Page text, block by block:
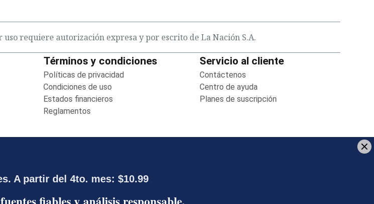
requiere autorización expresa y por escrito de La Nación S.A.
Términos y condiciones
Políticas de privacidad
Condiciones de uso
Estados financieros
Reglamentos
Servicio al cliente
Contáctenos
Centro de ayuda
Planes de suscripción